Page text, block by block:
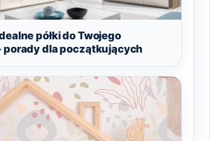
półki do Twojego
porady dla początkujących